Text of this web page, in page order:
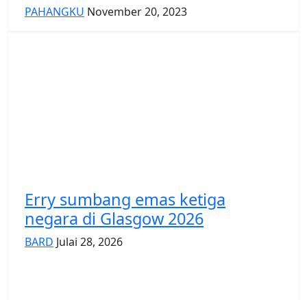
PAHANGKU November 20, 2023
Erry sumbang emas ketiga
negara di Glasgow 2026
BARD Julai 28, 2026